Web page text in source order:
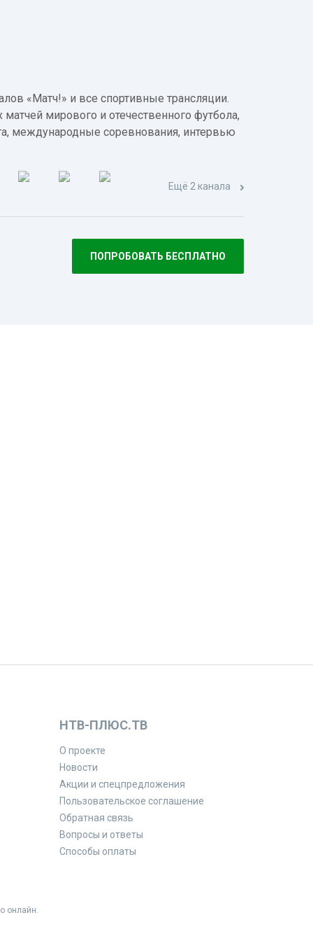
«Матч!» и все спортивные трансляции.
мирового и отечественного футбола,
международные соревнования, интервью
Ещё 2 канала
ПОПРОБОВАТЬ БЕСПЛАТНО
НТВ-ПЛЮС.ТВ
О проекте
Новости
Акции и спецпредложения
Пользовательское соглашение
Обратная связь
Вопросы и ответы
Способы оплаты
онлайн.